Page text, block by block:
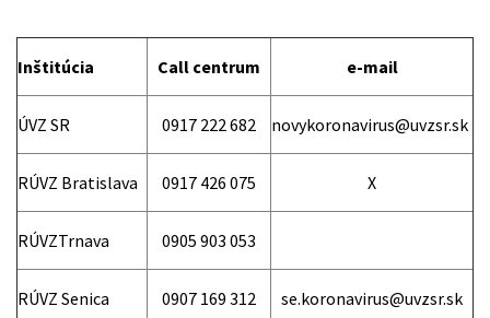
Inštitúcia Call centrum e-mail
ÚVZ SR 0917 222 682 novykoronavirus@uvzsr.sk
RÚVZ Bratislava 0917 426 075 X
RÚVZTrnava 0905 903 053
RÚVZ Senica 0907 169 312 se.koronavirus@uvzsr.sk